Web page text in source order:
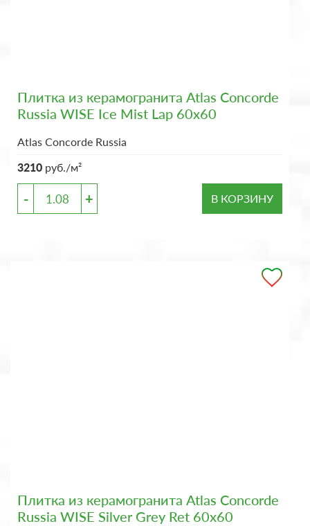
Плитка из керамогранита Atlas Concorde
Russia WISE Ice Mist Lap 60x60
Atlas Concorde Russia
3210 руб./м²
- + В КОРЗИНУ
Плитка из керамогранита Atlas Concorde
Russia WISE Silver Grey Ret 60x60